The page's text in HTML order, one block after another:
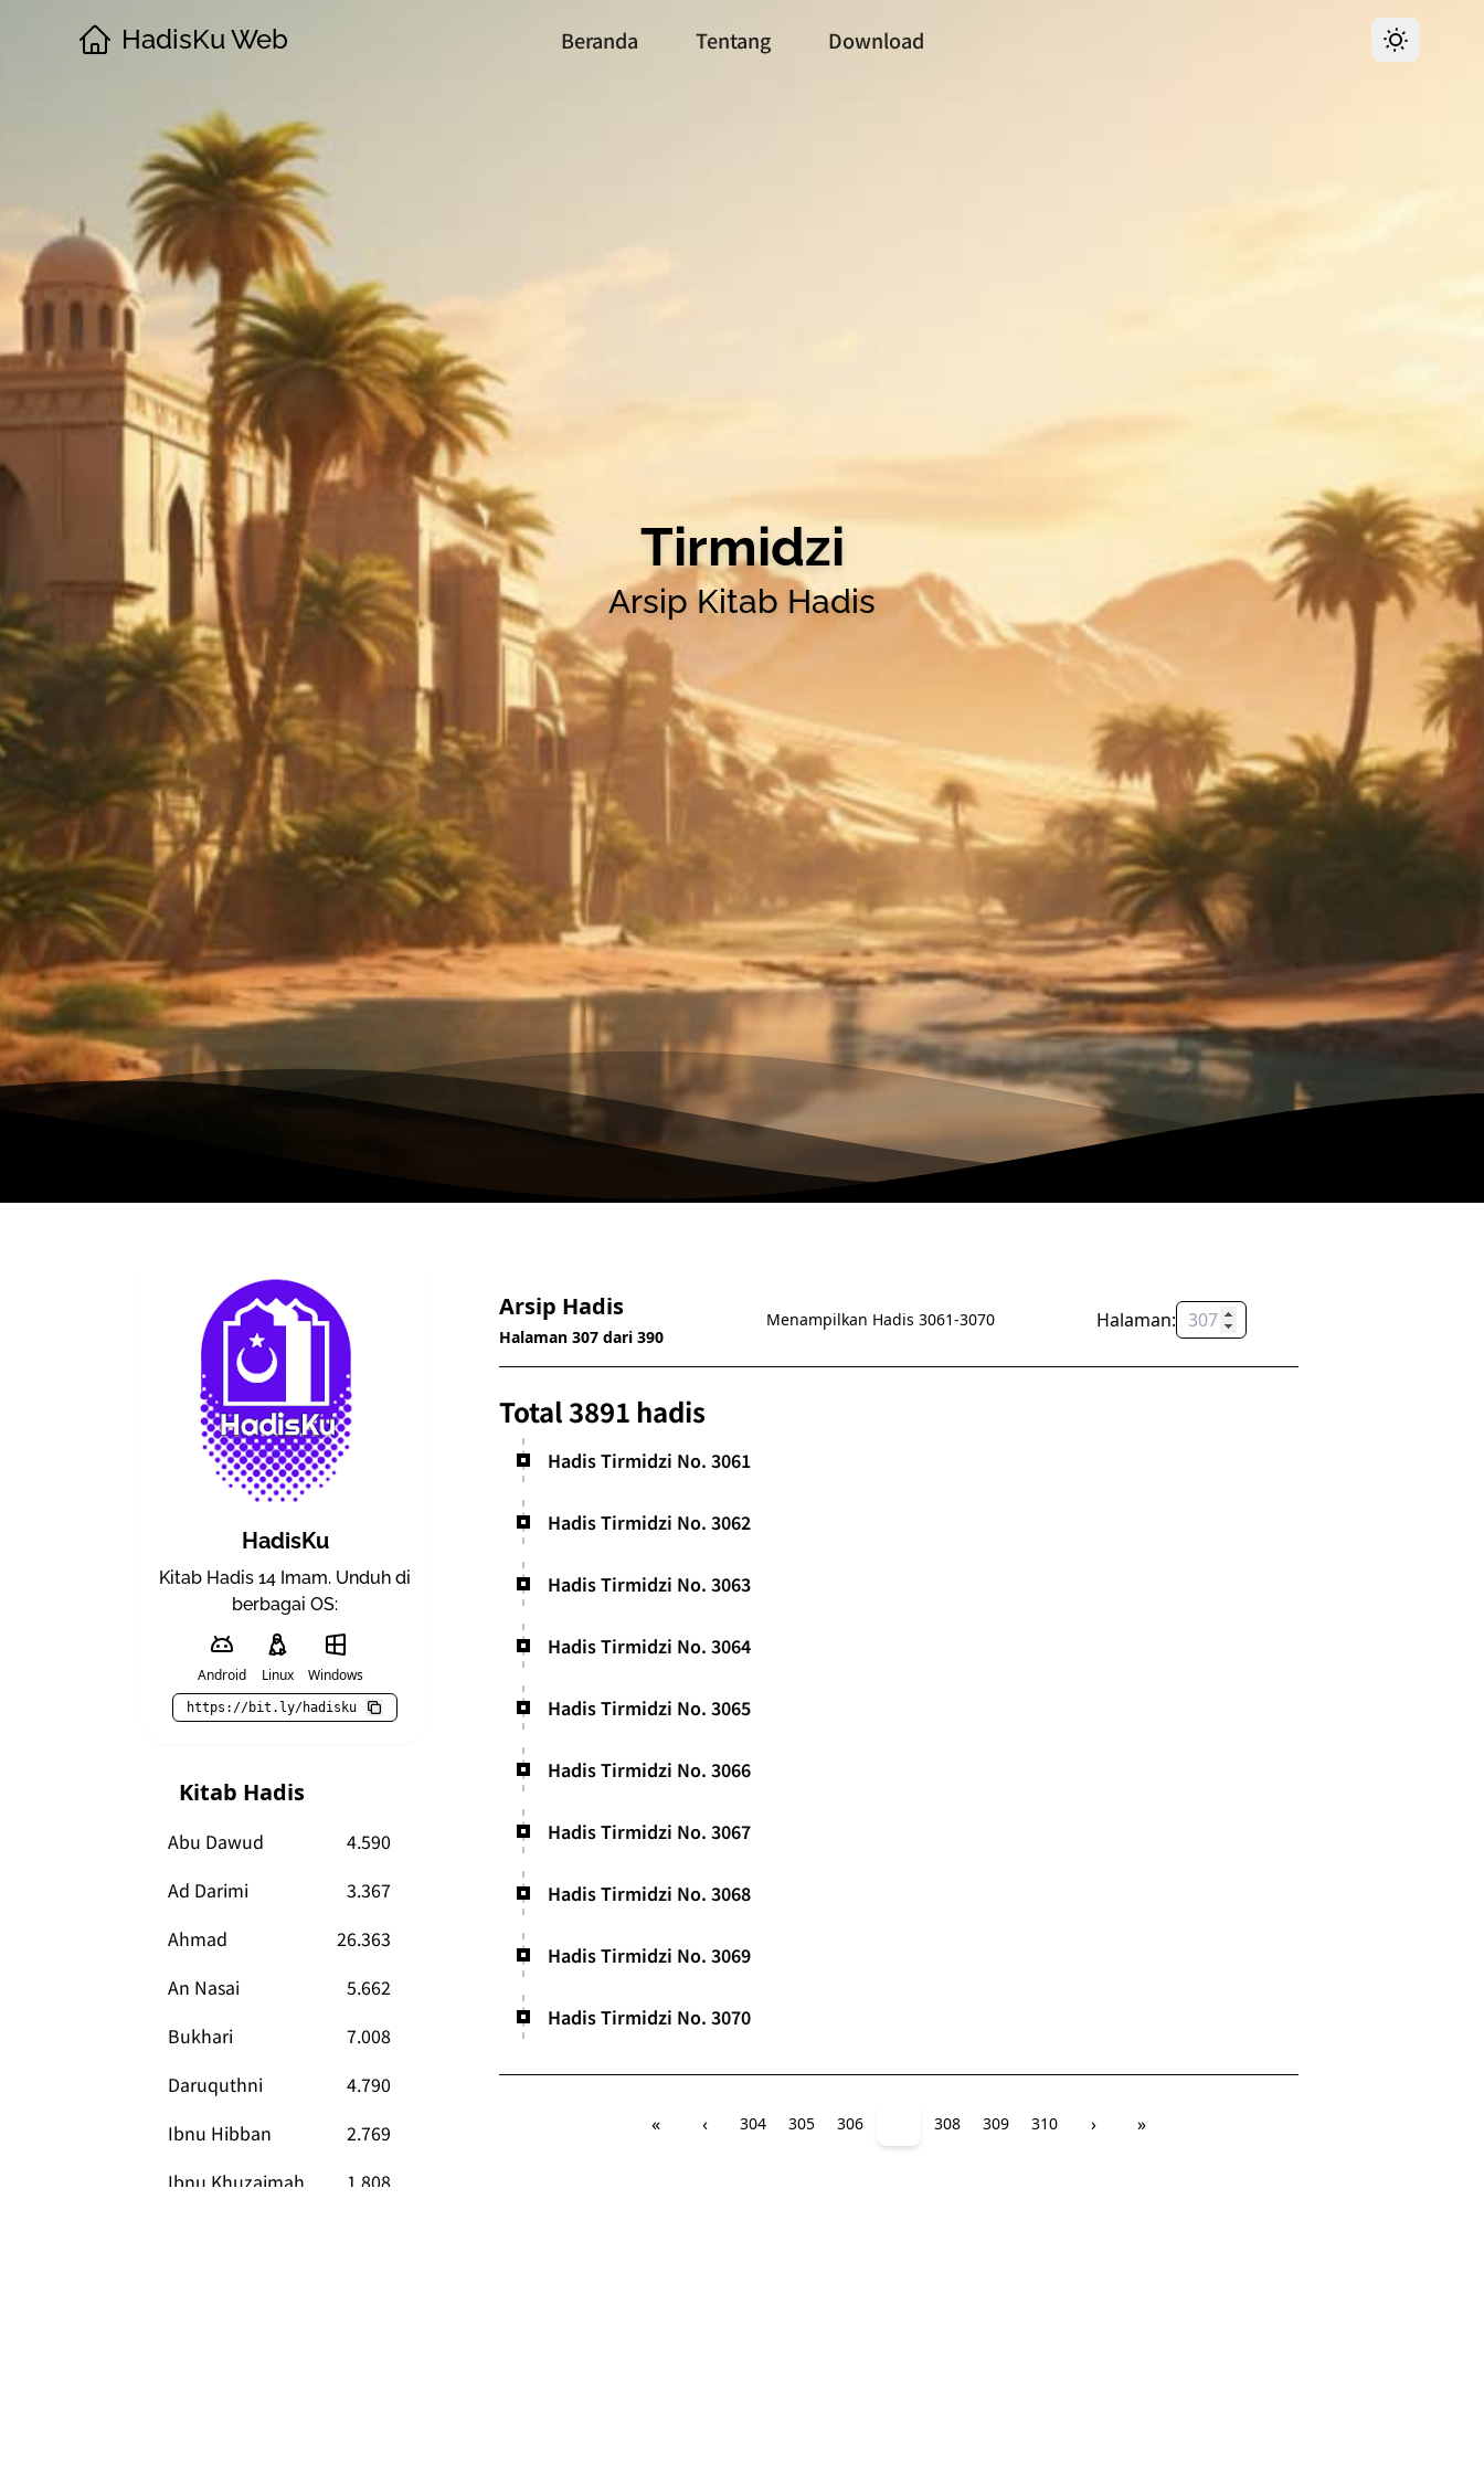
HadisKu Web Beranda Tentang Download
Tentang
·
Download
Tirmidzi
Arsip Kitab Hadis
HadisKu
Kitab Hadis 14 Imam. Unduh di
berbagai OS:
Android Linux Windows
https://bit.ly/hadisku
Kitab Hadis
Abu Dawud
4.590
Ad Darimi
3.367
Ahmad
26.363
An Nasai
5.662
Bukhari
7.008
Daruquthni
4.790
Ibnu Hibban
2.769
Ibnu Khuzaimah
1.808
Arsip Hadis
Halaman 307 dari 390
Menampilkan Hadis 3061-3070 Halaman:
Total 3891 hadis
Hadis Tirmidzi No. 3061
Hadis Tirmidzi No. 3062
Hadis Tirmidzi No. 3063
Hadis Tirmidzi No. 3064
Hadis Tirmidzi No. 3065
Hadis Tirmidzi No. 3066
Hadis Tirmidzi No. 3067
Hadis Tirmidzi No. 3068
Hadis Tirmidzi No. 3069
Hadis Tirmidzi No. 3070
« ‹ 304 305 306 308 309 310 › »